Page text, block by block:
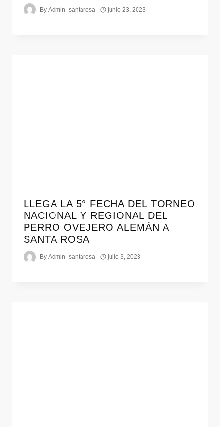
By Admin_santarosa junio 23, 2023
LLEGA LA 5° FECHA DEL TORNEO
NACIONAL Y REGIONAL DEL
PERRO OVEJERO ALEMÁN A
SANTA ROSA
By Admin_santarosa julio 3, 2023